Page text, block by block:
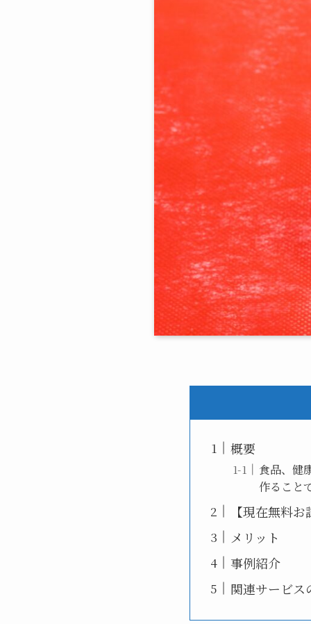
概要
食品、健
作ること
【現在無料
メリット
事例紹介
関連サービス